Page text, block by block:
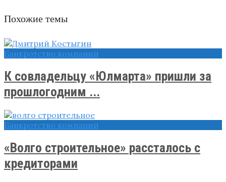
Похожие темы
Банкротство компаний
К совладельцу «Юлмарта» пришли за
прошлогодним ...
Банкротство компаний
«Волго строительное» рассталось с
кредиторами